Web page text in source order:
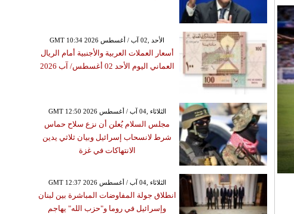
GMT 10:34 2026 الأحد ,02 آب / أغسطس
أسعار العملات العربية والأجنبية أمام الريال
العماني اليوم الأحد 02 أغسطس/ آب 2026
GMT 12:50 2026 الثلاثاء ,04 آب / أغسطس
مجلس السلام يُعلن أن نزع سلاح حماس
شرط لانسحاب إسرائيل وبيان ثلاثي يدين
الانتهاكات في غزة
GMT 12:37 2026 الثلاثاء ,04 آب / أغسطس
انطلاق جولة المفاوضات المباشرة بين لبنان
وإسرائيل في روما و"حزب الله" يهاجم